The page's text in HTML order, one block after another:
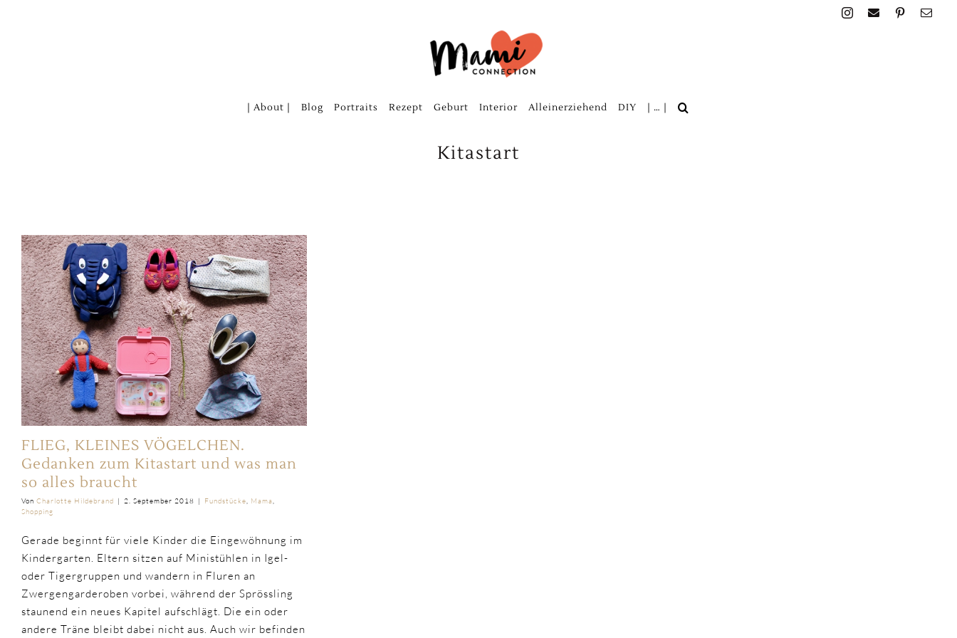
| About | Blog Portraits Rezept Geburt Interior Alleinerziehend DIY | … |
Kitastart
FLIEG, KLEINES VÖGELCHEN.
Gedanken zum Kitastart und was man
so alles braucht
Von Charlotte Hildebrand | 2. September 2018 | Fundstücke Mama
Shopping
Gerade beginnt für viele Kinder die Eingewöhnung im
Kindergarten. Eltern sitzen auf Ministühlen in Igel-
oder Tigergruppen und wandern in Fluren an
Zwergengarderoben vorbei, während der Sprössling
staunend ein neues Kapitel aufschlägt. Die ein oder
andere Träne bleibt dabei nicht aus. Auch wir befinden